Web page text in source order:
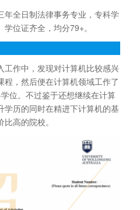
年全日制法律事务专业，专科学
位证齐全，均分79+。
工作中，发现对计算机比较感兴
程，然后便在计算机领域工作了
位。不过鉴于还想继续在计算
学历的同时在精进下计算机的基
高的院校。